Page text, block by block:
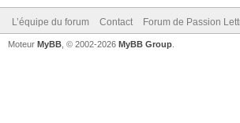
L’équipe du forum Contact Forum de Passion
Moteur MyBB , © 2002-2026 MyBB Group